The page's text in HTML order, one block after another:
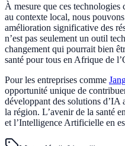
À mesure que ces technologies
au contexte local, nous
amélioration significative des
n’est pas seulement un outil
changement qui pourrait bien
santé pour tous en Afrique de
Pour les entreprises comme
opportunité unique de
développant des solutions d’IA
la région. L’avenir de la santé
et l’Intelligence Artificielle en